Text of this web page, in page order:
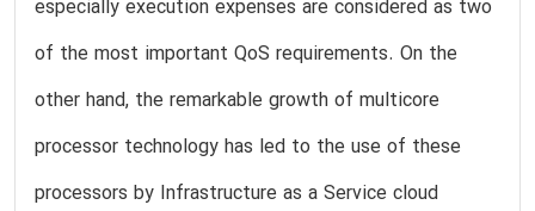
especially execution expenses are considered as two
of the most important QoS requirements. On the
other hand, the remarkable growth of multicore
processor technology has led to the use of these
processors by Infrastructure as a Service cloud